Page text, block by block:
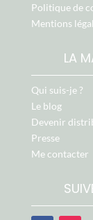
Politique de
Mentions
LA
Qui suis-je ?
Le blog
Devenir
Presse
Me contacter